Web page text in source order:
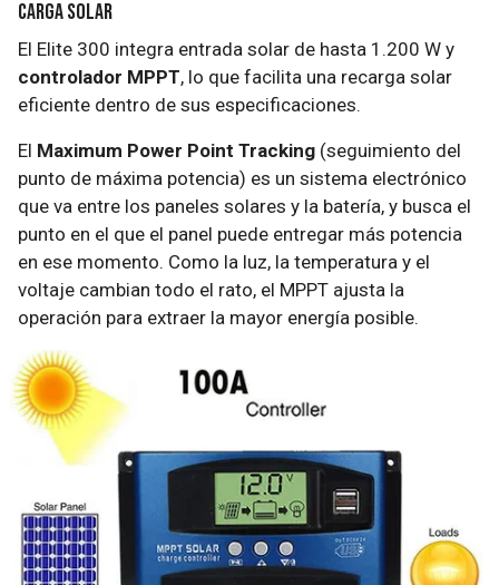
Carga solar
El Elite 300 integra entrada solar de hasta 1.200 W y
controlador MPPT, lo que facilita una recarga solar
eficiente dentro de sus especificaciones.
El Maximum Power Point Tracking (seguimiento del
punto de máxima potencia) es un sistema electrónico
que va entre los paneles solares y la batería, y busca el
punto en el que el panel puede entregar más potencia
en ese momento. Como la luz, la temperatura y el
voltaje cambian todo el rato, el MPPT ajusta la
operación para extraer la mayor energía posible.